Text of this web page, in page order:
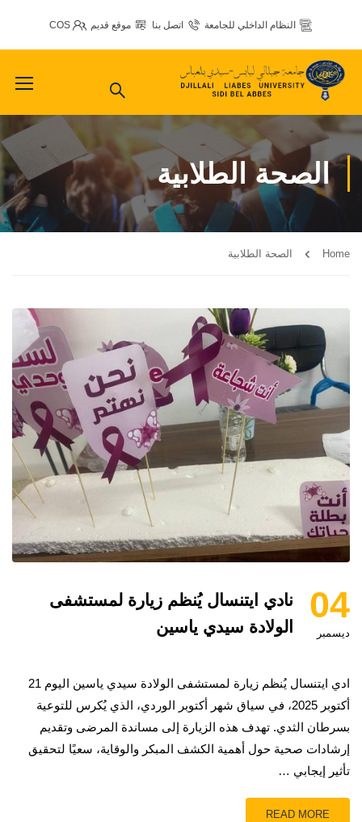
النظام الداخلي للجامعة اتصل بنا موقع قديم COS
الصحة الطلابية
Home الصحة الطلابية
04
ديسمبر
نادي ايتنسال يُنظم زيارة لمستشفى
الولادة سيدي ياسين‎
ادي ايتنسال يُنظم زيارة لمستشفى الولادة سيدي ياسين اليوم 21
أكتوبر 2025، في سياق شهر أكتوبر الوردي، الذي يُكرس للتوعية
بسرطان الثدي. تهدف هذه الزيارة إلى مساندة المرضى وتقديم
إرشادات صحية حول أهمية الكشف المبكر والوقاية، سعيًا لتحقيق
تأثير إيجابي …
READ MORE